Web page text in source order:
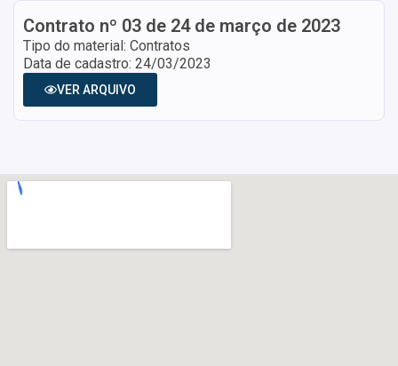
Contrato nº 03 de 24 de março de 2023
Tipo do material: Contratos
Data de cadastro: 24/03/2023
VER ARQUIVO